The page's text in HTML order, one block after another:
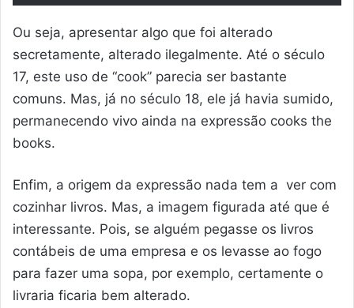
Ou seja, apresentar algo que foi alterado
secretamente, alterado ilegalmente. Até o século
17, este uso de “cook” parecia ser bastante
comuns. Mas, já no século 18, ele já havia sumido,
permanecendo vivo ainda na expressão cooks the
books.
Enfim, a origem da expressão nada tem a ver com
cozinhar livros. Mas, a imagem figurada até que é
interessante. Pois, se alguém pegasse os livros
contábeis de uma empresa e os levasse ao fogo
para fazer uma sopa, por exemplo, certamente o
livraria ficaria bem alterado.